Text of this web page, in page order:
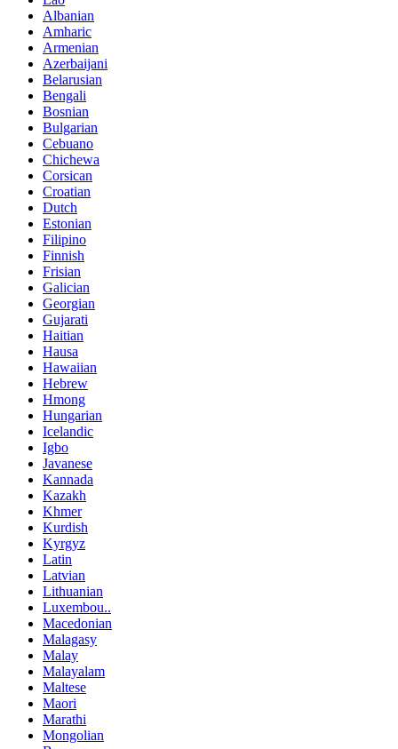
Albanian
Amharic
Armenian
Azerbaijani
Belarusian
Bengali
Bosnian
Bulgarian
Cebuano
Chichewa
Corsican
Croatian
Dutch
Estonian
Filipino
Finnish
Frisian
Galician
Georgian
Gujarati
Haitian
Hausa
Hawaiian
Hebrew
Hmong
Hungarian
Icelandic
Igbo
Javanese
Kannada
Kazakh
Khmer
Kurdish
Kyrgyz
Latin
Latvian
Lithuanian
Luxembou..
Macedonian
Malagasy
Malay
Malayalam
Maltese
Maori
Marathi
Mongolian